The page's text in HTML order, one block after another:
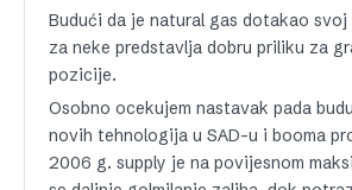
Budući da je natural gas dotakao svoj
za neke predstavlja dobru priliku za
pozicije.
Osobno ocekujem nastavak pada
novih tehnologija u SAD-u i booma
2006 g. supply je na povijesnom